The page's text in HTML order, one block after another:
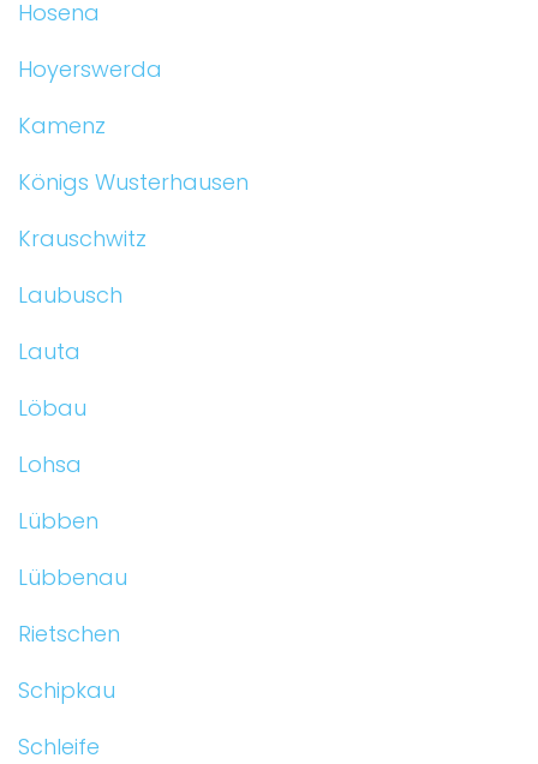
Hosena
Hoyerswerda
Kamenz
Königs Wusterhausen
Krauschwitz
Laubusch
Lauta
Löbau
Lohsa
Lübben
Lübbenau
Rietschen
Schipkau
Schleife